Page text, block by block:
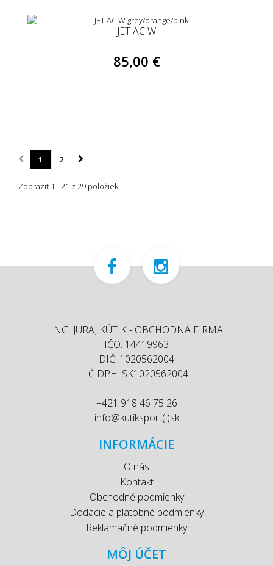
JET AC W
85,00 €
1 2
Zobraziť 1 - 21 z 29 položiek
ING. JURAJ KÚTIK - OBCHODNÁ FIRMA
IČO: 14419963
DIČ: 1020562004
IČ DPH: SK1020562004
+421 918 46 75 26
info@kutiksport(.)sk
INFORMÁCIE
O nás
Kontakt
Obchodné podmienky
Dodacie a platobné podmienky
Reklamačné podmienky
MÔJ ÚČET